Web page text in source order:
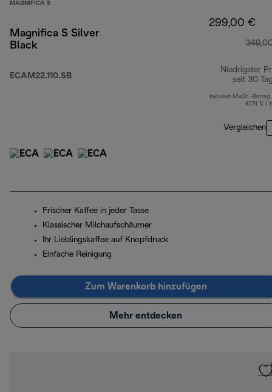
MAGNIFICA S
Magnifica S Silver
Black
ECAM22.110.SB
299,00 €
Niedrigster
seit 30
Inklusive MwSt.-Betrag
47,74 € (
Vergleichen
Frischer Kaffee in jeder Tasse
Klassischer Milchaufschäumer
Ihr Lieblingskaffee auf Knopfdruck
Einfache Reinigung
Zum Warenkorb hinzufügen
Mehr entdecken